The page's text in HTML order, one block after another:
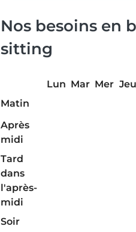
Nos besoins en
sitting
Lun Mar Mer Jeu
Matin
Après
midi
Tard
dans
l'après-
midi
Soir